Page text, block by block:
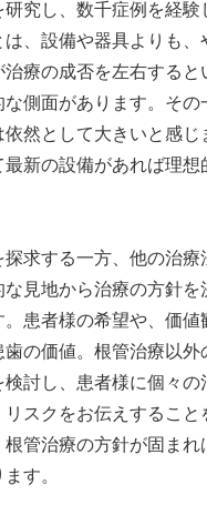
研究し、数千症例を経験
は、設備や器具よりも、
療の成否を左右すると
側面があります。その
然として大きいと感じ
最新の設備があれば理想
求する一方、他の治療
見地から治療の方針を
患者様の希望や、価値
歯の価値。根管治療以外
討し、患者様に個々の
リスクをお伝えすること
管治療の方針が固まれ
す。